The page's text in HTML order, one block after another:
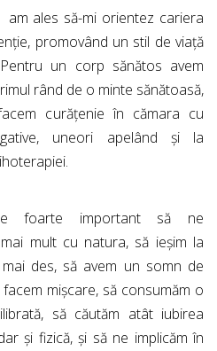
am ales să-mi orientez cariera
promovând un stil de viață
un corp sănătos avem
rând de o minte sănătoasă,
curățenie în cămara cu
uneori apelând și la
foarte important să ne
mult cu natura, să ieșim la
des, să avem un somn de
mișcare, să consumăm o
să căutăm atât iubirea
și fizică, și să ne implicăm în